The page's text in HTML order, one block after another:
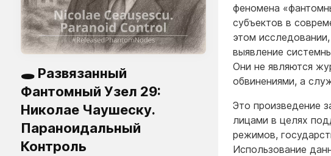
🕳️ Развязанный
Фантомный Узел 29:
Николае Чаушеску.
Параноидальный
Контроль
феномена
субъектов в
этом
выявление
Они не являются
обвинениями, а
Это произведение
лицами в целях
режимов,
Использование